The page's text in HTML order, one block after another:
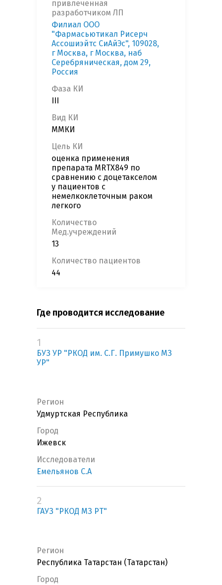
привлеченная
разработчиком ЛП
Филиал ООО
"Фармасьютикал Рисерч
Ассошиэйтс СиАйЭс", 109028,
г Москва, г Москва, наб
Серебряническая, дом 29,
Россия
Фаза КИ
Вид КИ
ММКИ
Цель КИ
оценка применения
препарата MRTX849 по
сравнению с доцетакселом
у пациентов с
немелкоклеточным раком
легкого
Количество
Мед.учреждений
13
Количество пациентов
44
Где проводится исследование
1
БУЗ УР "РКОД им. С.Г. Примушко МЗ
УР"
Регион
Удмуртская Республика
Город
Ижевск
Исследователи
Емельянов С.А
2
ГАУЗ "РКОД МЗ РТ"
Регион
Республика Татарстан (Татарстан)
Город